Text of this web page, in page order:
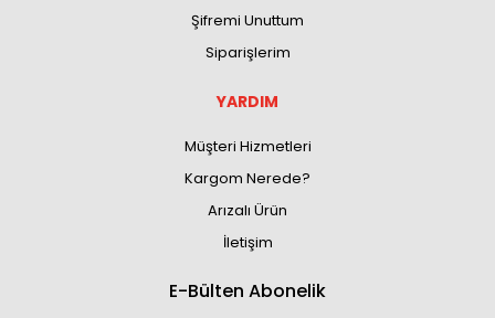
Şifremi Unuttum
Siparişlerim
YARDIM
Müşteri Hizmetleri
Kargom Nerede?
Arızalı Ürün
İletişim
E-Bülten Abonelik